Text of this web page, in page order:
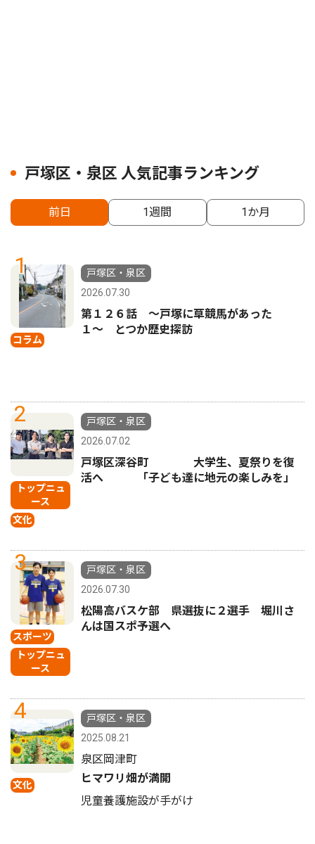
戸塚区・泉区 人気記事ランキング
前日 1週間 1か月
1
コラム
戸塚区・泉区
2026.07.30
第１２６話 〜戸塚に草競馬があった
１〜 とつか歴史探訪
2
トップニュ
ース
文化
戸塚区・泉区
2026.07.02
戸塚区深谷町 大学生、夏祭りを復
活へ 「子ども達に地元の楽しみを」
3
スポーツ
トップニュ
ース
戸塚区・泉区
2026.07.30
松陽高バスケ部 県選抜に２選手 堀川さ
んは国スポ予選へ
4
文化
戸塚区・泉区
2025.08.21
泉区岡津町
ヒマワリ畑が満開
児童養護施設が手がけ